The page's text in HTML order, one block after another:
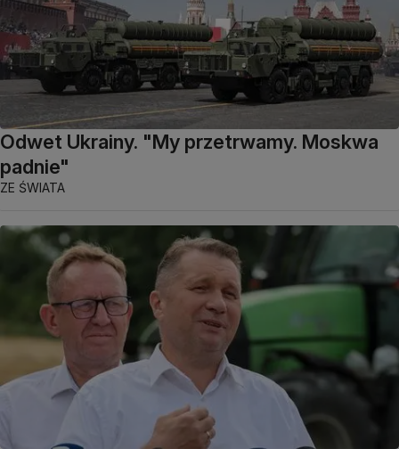
Odwet Ukrainy. "My przetrwamy. Moskwa
padnie"
ZE ŚWIATA